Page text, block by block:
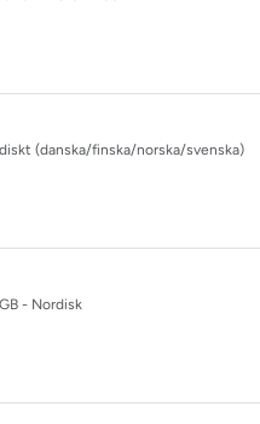
(danska/finska/norska/svenska)
- Nordisk